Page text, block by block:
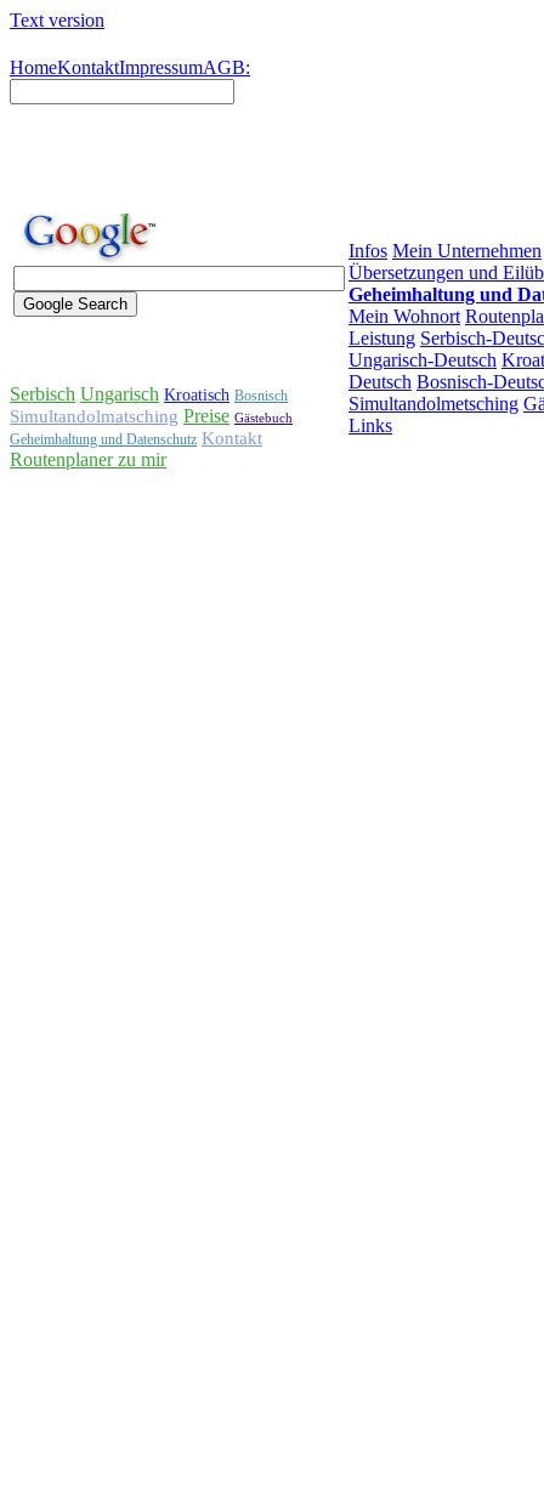
Text version
HomeKontaktImpressumAGB:
Serbisch Ungarisch Kroatisch Bosnisch
Simultandolmatsching Preise Gästebuch
Geheimhaltung und Datenschutz Kontakt
Routenplaner zu mir
Infos Mein Unternehmen
Übersetzungen und
Geheimhaltung und
Mein Wohnort
Leistung Serbisch-
Ungarisch-Deutsch
Deutsch Bosnisch-
Simultandolmetsching
Links